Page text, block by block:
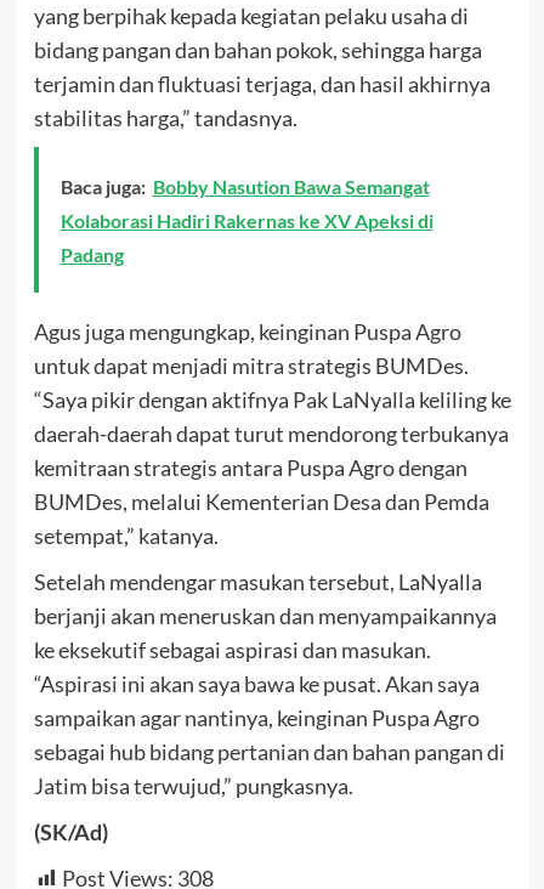
yang berpihak kepada kegiatan pelaku usaha di
bidang pangan dan bahan pokok, sehingga harga
terjamin dan fluktuasi terjaga, dan hasil akhirnya
stabilitas harga,” tandasnya.
Baca juga: Bobby Nasution Bawa Semangat
Kolaborasi Hadiri Rakernas ke XV Apeksi di
Padang
Agus juga mengungkap, keinginan Puspa Agro
untuk dapat menjadi mitra strategis BUMDes.
“Saya pikir dengan aktifnya Pak LaNyalla keliling ke
daerah-daerah dapat turut mendorong terbukanya
kemitraan strategis antara Puspa Agro dengan
BUMDes, melalui Kementerian Desa dan Pemda
setempat,” katanya.
Setelah mendengar masukan tersebut, LaNyalla
berjanji akan meneruskan dan menyampaikannya
ke eksekutif sebagai aspirasi dan masukan.
“Aspirasi ini akan saya bawa ke pusat. Akan saya
sampaikan agar nantinya, keinginan Puspa Agro
sebagai hub bidang pertanian dan bahan pangan di
Jatim bisa terwujud,” pungkasnya.
(SK/Ad)
Post Views: 308